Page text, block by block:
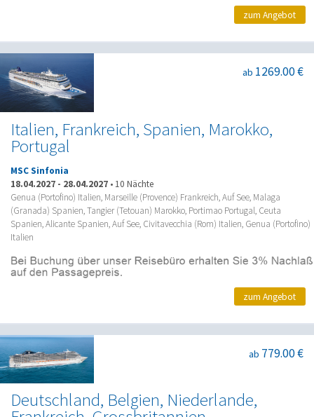
zum Angebot
Italien, Frankreich, Spanien, Marokko,
Portugal
ab 1269.00 €
MSC Sinfonia
18.04.2027 - 28.04.2027 • 10 Nächte
Genua (Portofino) Italien, Marseille (Provence) Frankreich, Auf See, Malaga
(Granada) Spanien, Tangier (Tetouan) Marokko, Portimao Portugal, Ceuta
Spanien, Alicante Spanien, Auf See, Civitavecchia (Rom) Italien, Genua (Portofino)
Italien
zum Angebot
Deutschland, Belgien, Niederlande,
ab 779.00 €